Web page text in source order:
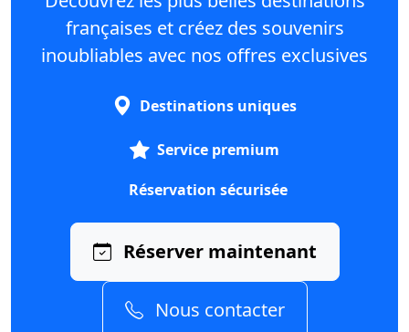
françaises et créez des souvenirs
inoubliables avec nos offres exclusives
Destinations uniques
Service premium
Réservation sécurisée
Réserver maintenant
Nous contacter